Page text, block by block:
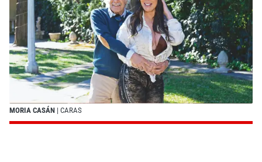
MORIA CASÁN | CARAS